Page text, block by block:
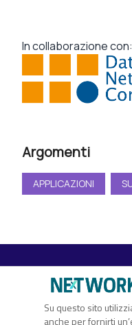
In collaborazione con:
Argomenti
APPLICAZIONI
TechFlix360 è il
sull’innovazione
Su questo sito
anche per fornirti